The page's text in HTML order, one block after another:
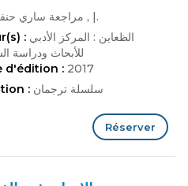
| , مراجعة ساري
وآخ.
: الظعاين : المركز الأدبي
للأبحاث ودراسة
d'édition : 2017
: سلسلة ترجمان
Réserver